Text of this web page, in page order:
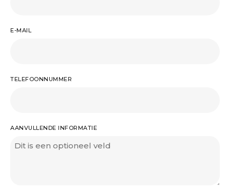
E-MAIL
TELEFOONNUMMER
AANVULLENDE INFORMATIE